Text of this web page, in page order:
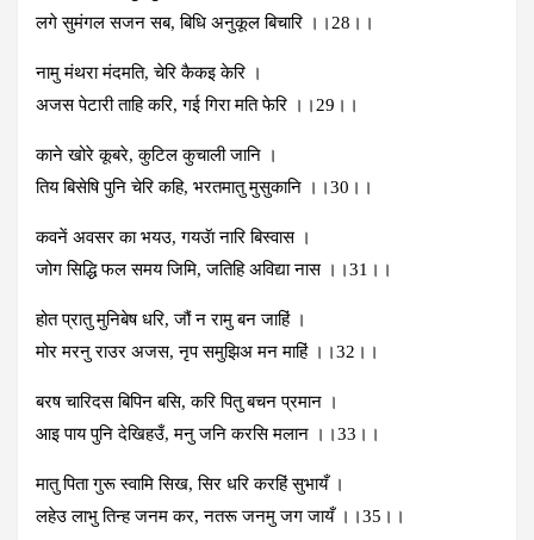
लगे सुमंगल सजन सब, बिधि अनुकूल बिचारि ।।28।।
नामु मंथरा मंदमति, चेरि कैकइ केरि ।
अजस पेटारी ताहि करि, गई गिरा मति फेरि ।।29।।
काने खोरे कूबरे, कुटिल कुचाली जानि ।
तिय बिसेषि पुनि चेरि कहि, भरतमातु मुसुकानि ।।30।।
कवनें अवसर का भयउ, गयउॅा नारि बिस्‍वास ।
जोग सिद्धि फल समय जिमि, जतिहि अविद्या नास ।।31।।
होत प्रातु मुनिबेष धरि, जौं न रामु बन जाहिं ।
मोर मरनु राउर अजस, नृप समुझिअ मन माहिं ।।32।।
बरष चारिदस बिपिन बसि, करि पितु बचन प्रमान ।
आइ पाय पुनि देखिहउँ, मनु जनि करसि मलान ।।33।।
मातु पिता गुरू स्‍वामि सिख, सिर धरि करहिं सुभायँ ।
लहेउ लाभु तिन्‍ह जनम कर, नतरू जनमु जग जायँ ।।35।।